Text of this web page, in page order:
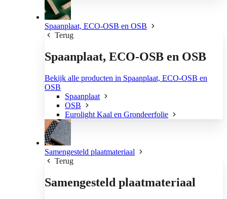
Spaanplaat, ECO-OSB en OSB
Terug
Spaanplaat, ECO-OSB en OSB
Bekijk alle producten in Spaanplaat, ECO-OSB en
OSB
Spaanplaat
OSB
Eurolight Kaal en Grondeerfolie
Samengesteld plaatmateriaal
Terug
Samengesteld plaatmateriaal